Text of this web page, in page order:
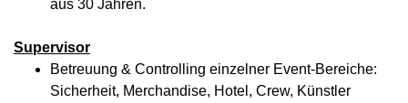
aus 30 Jahren.
Supervisor
Betreuung & Controlling einzelner Event-Bereiche:
Sicherheit, Merchandise, Hotel, Crew, Künstler